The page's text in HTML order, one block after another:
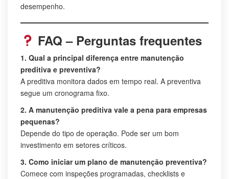
desempenho.
FAQ – Perguntas frequentes
1. Qual a principal diferença entre manutenção
preditiva e preventiva?
A preditiva monitora dados em tempo real. A preventiva
segue um cronograma fixo.
2. A manutenção preditiva vale a pena para empresas
pequenas?
Depende do tipo de operação. Pode ser um bom
investimento em setores críticos.
3. Como iniciar um plano de manutenção preventiva?
Comece com inspeções programadas, checklists e